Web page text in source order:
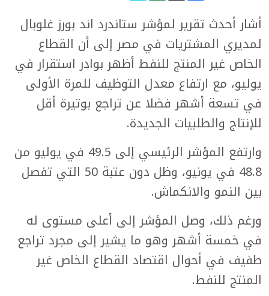
أشار أحدث تقرير لمؤشر ستاندرد اند بورز غلوبال
لمديري المشتريات في مصر إلى أن القطاع
الخاص غير المنتج للنفط أظهر بوادر استقرار في
يوليو، مع ارتفاع معدل التوظيف للمرة الأولى
في تسعة أشهر فضلا عن تراجع بوتيرة أقل
للإنتاج والطلبيات الجديدة.
وارتفع المؤشر الرئيسي إلى 49.5 في يوليو من
48.8 في يونيو، وظل دون عتبة 50 التي تفصل
بين النمو والانكماش.
ورغم ذلك، وصل المؤشر إلى أعلى مستوى له
في خمسة أشهر وهو ما يشير إلى مجرد تراجع
طفيف في أحوال اقتصاد القطاع الخاص غير
المنتج للنفط.